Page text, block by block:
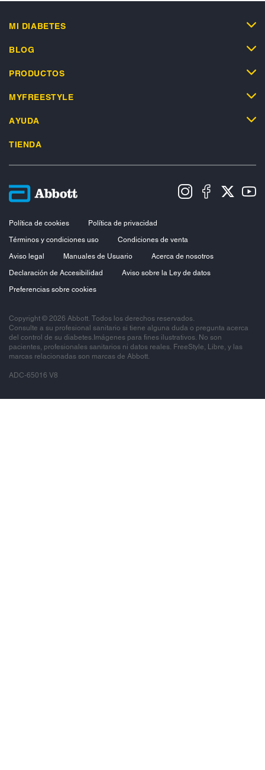
MI DIABETES
BLOG
PRODUCTOS
MYFREESTYLE
AYUDA
TIENDA
Política de cookies
Política de privacidad
Términos y condiciones uso
Condiciones de venta
Aviso legal
Manuales de Usuario
Acerca de nosotros
Declaración de Accesibilidad
Aviso sobre la Ley de datos
Preferencias sobre cookies
Copyright © 2026 Abbott. Todos los derechos reservados.
Consulte a su profesional sanitario si tiene alguna duda o pregunta acerca
del control de su diabetes.Imágenes para fines ilustrativos. No son
pacientes, profesionales sanitarios ni datos reales. FreeStyle, Libre, y las
marcas relacionadas son marcas de Abbott.
ADC-65016 V8